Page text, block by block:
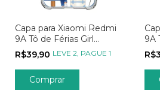
Capa para Xiaomi Redmi
9A Tô de Férias Girl
Aventureira Azul
R$39,90 LEVE 2, PAGUE 1
Comprar
9A